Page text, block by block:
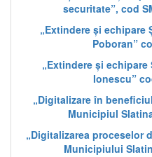
securitate”, cod
„Extindere și echipare
Poboran”
„Extindere și echipare
Ionescu”
„Digitalizare în
Municipiul
„Digitalizarea proceselor
Municipiului